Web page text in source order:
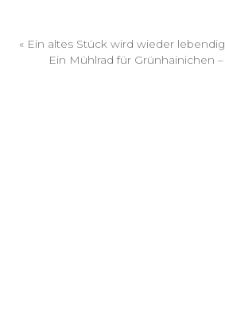
« Ein altes Stück wird wieder lebendig
Ein Mühlrad für Grünhainichen